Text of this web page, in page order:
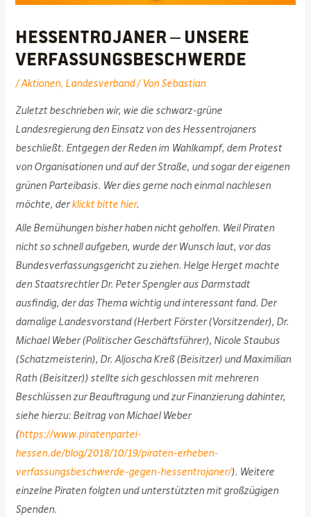
Hessentrojaner – unsere
Verfassungsbeschwerde
/Aktionen, Landesverband/ Von Sebastian
Zuletzt beschrieben wir, wie die schwarz-grüne
Landesregierung den Einsatz von des Hessentrojaners
beschließt. Entgegen der Reden im Wahlkampf, dem Protest
von Organisationen und auf der Straße, und sogar der eigenen
grünen Parteibasis. Wer dies gerne noch einmal nachlesen
möchte, derklickt bitte hier.
Alle Bemühungen bisher haben nicht geholfen. Weil Piraten
nicht so schnell aufgeben, wurde der Wunsch laut, vor das
Bundesverfassungsgericht zu ziehen. Helge Herget machte
den Staatsrechtler Dr. Peter Spengler aus Darmstadt
ausfindig, der das Thema wichtig und interessant fand. Der
damalige Landesvorstand (Herbert Förster (Vorsitzender), Dr.
Michael Weber (Politischer Geschäftsführer), Nicole Staubus
(Schatzmeisterin), Dr. Aljoscha Kreß (Beisitzer) und Maximilian
Rath (Beisitzer)) stellte sich geschlossen mit mehreren
Beschlüssen zur Beauftragung und zur Finanzierung dahinter,
siehe hierzu: Beitrag von Michael Weber
(https://www.piratenpartei-
hessen.de/blog/2018/10/19/piraten-erheben-
verfassungsbeschwerde-gegen-hessentrojaner/). Weitere
einzelne Piraten folgten und unterstützten mit großzügigen
Spenden.